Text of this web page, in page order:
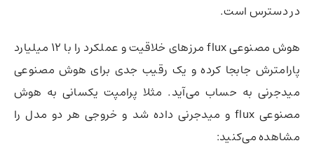
در دسترس است.
هوش مصنوعی flux مرزهای خلاقیت و عملکرد را با 12 میلیارد
پارامترش جابجا کرده و یک رقیب جدی برای هوش مصنوعی
میدجرنی به حساب ‌می‌آید. مثلا پرامپت یکسانی به هوش
مصنوعی
flux و میدجرنی داده شد و خروجی هر دو مدل را
مشاهده می‌کنید: